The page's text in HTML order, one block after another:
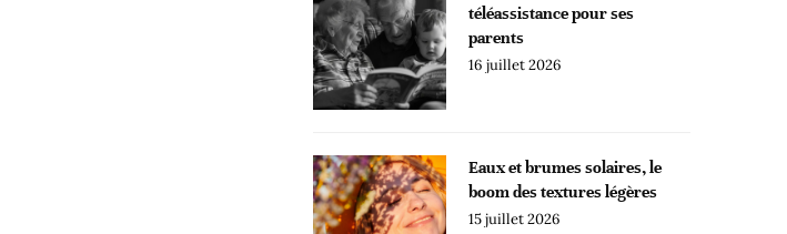
téléassistance pour ses
parents
16 juillet 2026
Eaux et brumes solaires, le
boom des textures légères
15 juillet 2026